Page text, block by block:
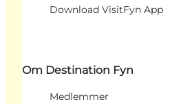
Download VisitFyn App
Om Destination Fyn
Medlemmer